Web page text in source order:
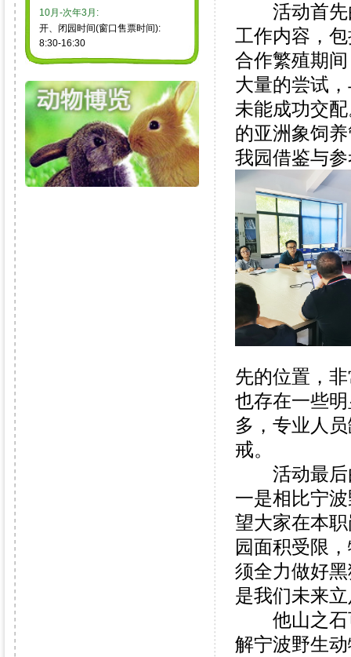
10月-次年3月:
开、闭园时间(窗口售票时间):
8:30-16:30
活动首先由
工作内容，
合作繁殖期
大量的尝试
未能成功交
的亚洲象饲
我园借鉴与
先的位置，
也存在一些
多，专业人
戒。
活动最后由
一是相比宁
望大家在本
园面积受限
须全力做好
是我们未来
他山之石可
解宁波野生